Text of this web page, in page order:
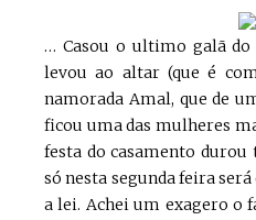
… Casou o ultimo galã do
levou ao altar (que é
namorada Amal, que de
ficou uma das mulheres
festa do casamento durou
só nesta segunda feira
a lei. Achei um exagero o